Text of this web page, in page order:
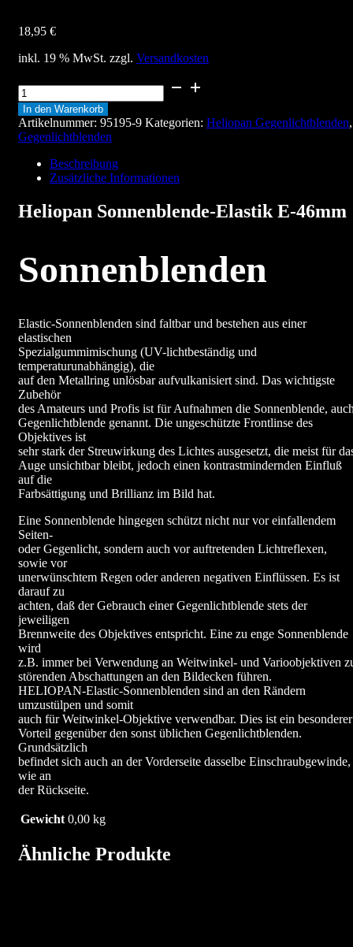
18,95 €
inkl. 19 % MwSt. zzgl. Versandkosten
Heliopan
Sonnenblende-
Elastik
E-
46mm
In den Warenkorb
Artikelnummer: 95195-9 Kategorien: Heliopan Gegenlichtblenden,
Gegenlichtblenden
Beschreibung
Zusätzliche Informationen
Heliopan Sonnenblende-Elastik E-46mm
Sonnenblenden
Elastic-Sonnenblenden sind faltbar und bestehen aus einer
elastischen
Spezialgummimischung (UV-lichtbeständig und
temperaturunabhängig), die
auf den Metallring unlösbar aufvulkanisiert sind. Das wichtigste
Zubehör
des Amateurs und Profis ist für Aufnahmen die Sonnenblende,
Gegenlichtblende genannt. Die ungeschützte Frontlinse des
Objektives ist
sehr stark der Streuwirkung des Lichtes ausgesetzt, die meist für
Auge unsichtbar bleibt, jedoch einen kontrastmindernden Einfluß
auf die
Farbsättigung und Brillianz im Bild hat.
Eine Sonnenblende hingegen schützt nicht nur vor einfallendem
Seiten-
oder Gegenlicht, sondern auch vor auftretenden Lichtreflexen,
sowie vor
unerwünschtem Regen oder anderen negativen Einflüssen. Es ist
darauf zu
achten, daß der Gebrauch einer Gegenlichtblende stets der
jeweiligen
Brennweite des Objektives entspricht. Eine zu enge Sonnenblende
wird
z.B. immer bei Verwendung an Weitwinkel- und Varioobjektiven
störenden Abschattungen an den Bildecken führen.
HELIOPAN-Elastic-Sonnenblenden sind an den Rändern
umzustülpen und somit
auch für Weitwinkel-Objektive verwendbar. Dies ist ein besonderer
Vorteil gegenüber den sonst üblichen Gegenlichtblenden.
Grundsätzlich
befindet sich auch an der Vorderseite dasselbe Einschraubgewinde,
wie an
der Rückseite.
Gewicht 0,00 kg
Ähnliche Produkte